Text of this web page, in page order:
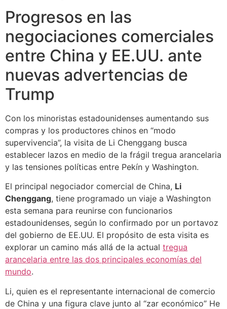
Progresos en las
negociaciones comerciales
entre China y EE.UU. ante
nuevas advertencias de
Trump
Con los minoristas estadounidenses aumentando sus
compras y los productores chinos en “modo
supervivencia”, la visita de Li Chenggang busca
establecer lazos en medio de la frágil tregua arancelaria
y las tensiones políticas entre Pekín y Washington.
El principal negociador comercial de China, Li
Chenggang, tiene programado un viaje a Washington
esta semana para reunirse con funcionarios
estadounidenses, según lo confirmado por un portavoz
del gobierno de EE.UU. El propósito de esta visita es
explorar un camino más allá de la actual tregua
arancelaria entre las dos principales economías del
mundo.
Li, quien es el representante internacional de comercio
de China y una figura clave junto al “zar económico” He